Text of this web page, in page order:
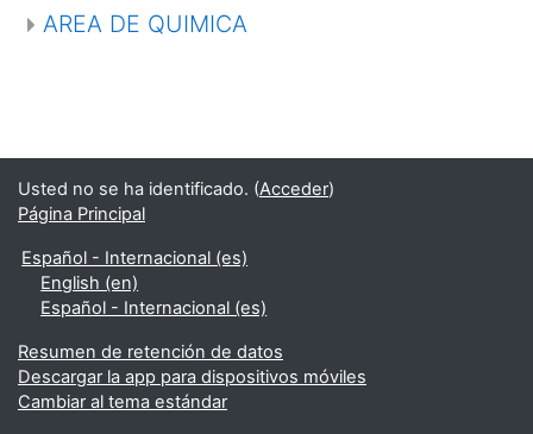
AREA DE QUIMICA
Usted no se ha identificado. (Acceder)
Página Principal
Español - Internacional ‎(es)‎
English ‎(en)‎
Español - Internacional ‎(es)‎
Resumen de retención de datos
Descargar la app para dispositivos móviles
Cambiar al tema estándar